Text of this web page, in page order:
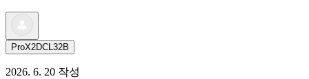
ProX2DCL32B
2026. 6. 20 작성